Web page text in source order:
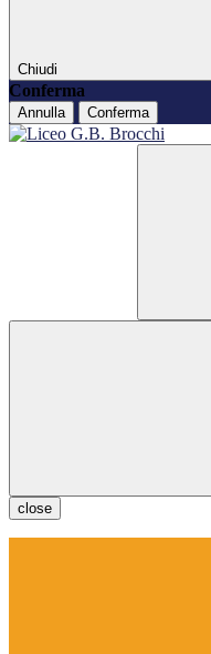
Chiudi
Conferma
Annulla Conferma
close